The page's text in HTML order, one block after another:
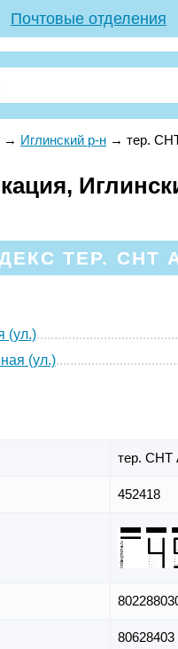
Почтовые отделения
→ Иглинский р-н → тер.
ТЕР. СНТ
(ул.)
(ул.)
тер. СНТ
452418
80628403